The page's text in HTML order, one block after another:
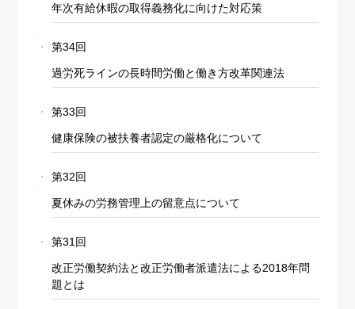
年次有給休暇の取得義務化に向けた対応策
第34回
過労死ラインの長時間労働と働き方改革関連法
第33回
健康保険の被扶養者認定の厳格化について
第32回
夏休みの労務管理上の留意点について
第31回
改正労働契約法と改正労働者派遣法による2018年問
題とは